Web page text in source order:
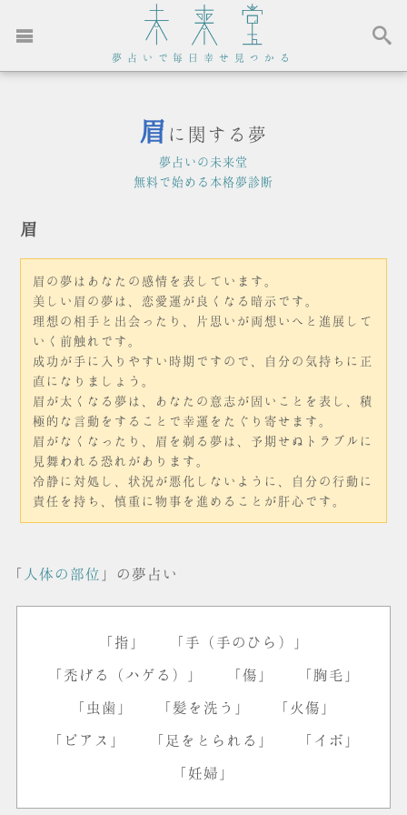
夢占いで毎日幸せ見つかる
眉 に関する夢
夢占いの未来堂
無料で始める本格夢診断
眉
眉の夢はあなたの感情を表しています。
美しい眉の夢は、恋愛運が良くなる暗示です。
理想の相手と出会ったり、片思いが両想いへと進展して
いく前触れです。
成功が手に入りやすい時期ですので、自分の気持ちに正
直になりましょう。
眉が太くなる夢は、あなたの意志が固いことを表し、積
極的な言動をすることで幸運をたぐり寄せます。
眉がなくなったり、眉を剃る夢は、予期せぬトラブルに
見舞われる恐れがあります。
冷静に対処し、状況が悪化しないように、自分の行動に
責任を持ち、慎重に物事を進めることが肝心です。
「 人体の部位 」の夢占い
「指」 「手（手のひら）」
「禿げる（ハゲる）」 「傷」 「胸毛」
「虫歯」 「髪を洗う」 「火傷」
「ピアス」 「足をとられる」 「イボ」
「妊婦」